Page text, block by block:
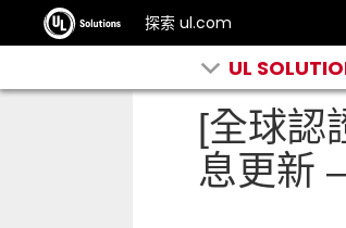
探索 ul.com
UL
[全球認
息更新